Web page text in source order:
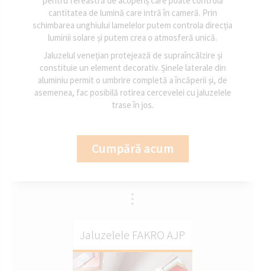
cantitatea de lumină care intră în cameră. Prin
schimbarea unghiului lamelelor putem controla direcția
luminii solare și putem crea o atmosferă unică.
Jaluzelul venețian protejează de supraîncălzire și
constituie un element decorativ. Șinele laterale din
aluminiu permit o umbrire completă a încăperii și, de
asemenea, fac posibilă rotirea cercevelei cu jaluzelele
trase în jos.
Cumpără acum
Jaluzelele FAKRO AJP